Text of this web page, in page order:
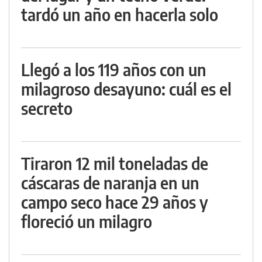
tardó un año en hacerla solo
Llegó a los 119 años con un
milagroso desayuno: cuál es el
secreto
Tiraron 12 mil toneladas de
cáscaras de naranja en un
campo seco hace 29 años y
floreció un milagro